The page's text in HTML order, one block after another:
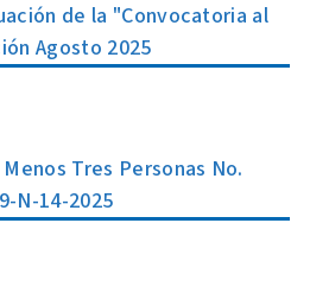
de la "Convocatoria al
Agosto 2025
Tres Personas No.
N-14-2025